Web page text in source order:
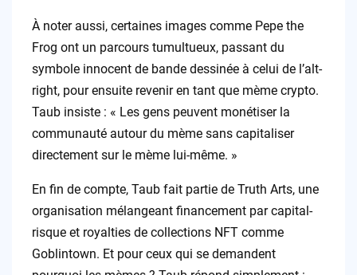
À noter aussi, certaines images comme Pepe the
Frog ont un parcours tumultueux, passant du
symbole innocent de bande dessinée à celui de l’alt-
right, pour ensuite revenir en tant que mème crypto.
Taub insiste : « Les gens peuvent monétiser la
communauté autour du mème sans capitaliser
directement sur le mème lui-même. »
En fin de compte, Taub fait partie de Truth Arts, une
organisation mélangeant financement par capital-
risque et royalties de collections NFT comme
Goblintown. Et pour ceux qui se demandent